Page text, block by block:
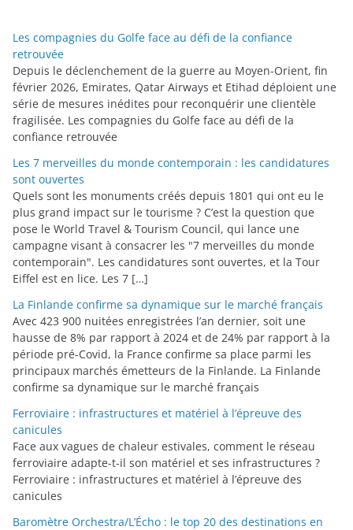
r
i
e
s
Les compagnies du Golfe face au défi de la confiance
retrouvée
Depuis le déclenchement de la guerre au Moyen-Orient, fin
février 2026, Emirates, Qatar Airways et Etihad déploient une
série de mesures inédites pour reconquérir une clientèle
fragilisée. Les compagnies du Golfe face au défi de la
confiance retrouvée
Les 7 merveilles du monde contemporain : les candidatures
sont ouvertes
Quels sont les monuments créés depuis 1801 qui ont eu le
plus grand impact sur le tourisme ? C’est la question que
pose le World Travel & Tourism Council, qui lance une
campagne visant à consacrer les "7 merveilles du monde
contemporain". Les candidatures sont ouvertes, et la Tour
Eiffel est en lice. Les 7 […]
La Finlande confirme sa dynamique sur le marché français
Avec 423 900 nuitées enregistrées l’an dernier, soit une
hausse de 8% par rapport à 2024 et de 24% par rapport à la
période pré-Covid, la France confirme sa place parmi les
principaux marchés émetteurs de la Finlande. La Finlande
confirme sa dynamique sur le marché français
Ferroviaire : infrastructures et matériel à l’épreuve des
canicules
Face aux vagues de chaleur estivales, comment le réseau
ferroviaire adapte-t-il son matériel et ses infrastructures ?
Ferroviaire : infrastructures et matériel à l’épreuve des
canicules
Baromètre Orchestra/L’Écho : le top 20 des destinations en